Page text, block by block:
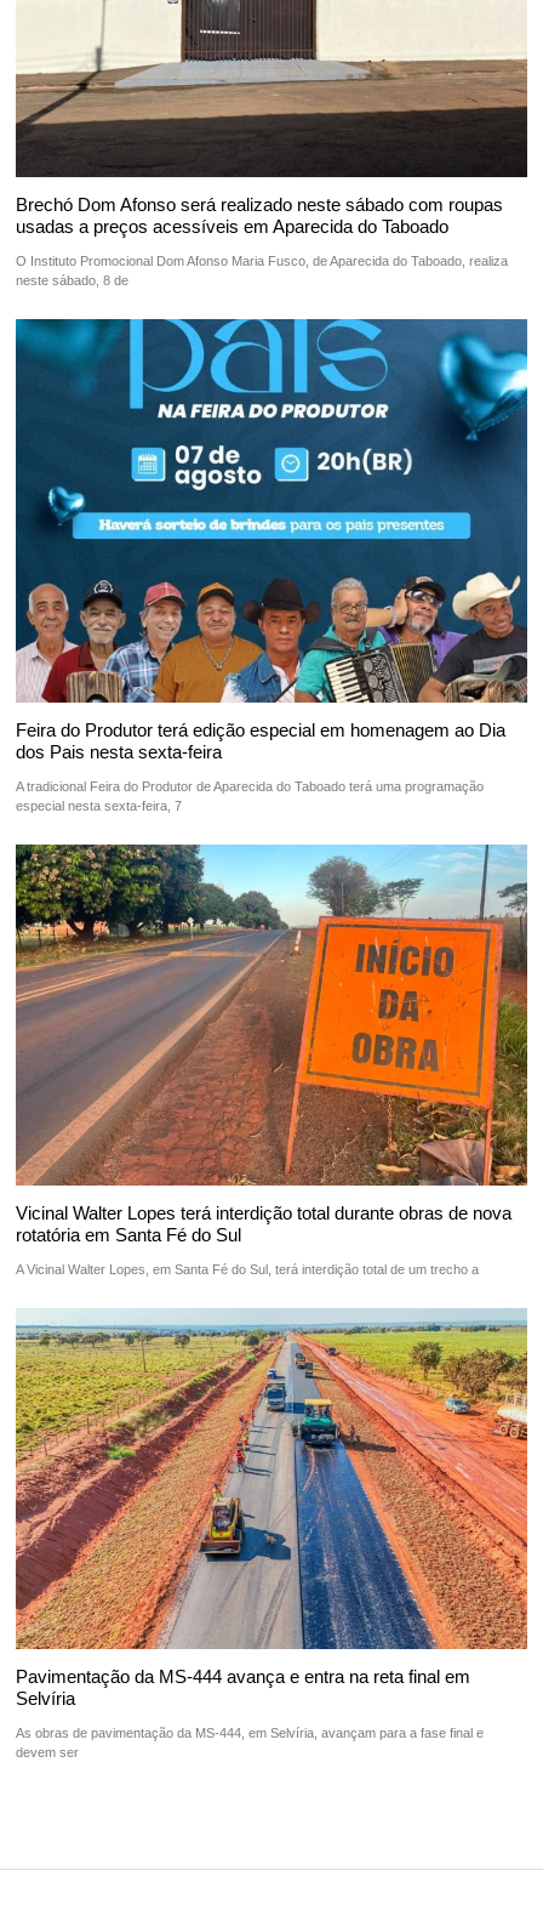
Brechó Dom Afonso será realizado neste sábado com roupas
usadas a preços acessíveis em Aparecida do Taboado
O Instituto Promocional Dom Afonso Maria Fusco, de Aparecida do Taboado, realiza
neste sábado, 8 de
Feira do Produtor terá edição especial em homenagem ao Dia
dos Pais nesta sexta-feira
A tradicional Feira do Produtor de Aparecida do Taboado terá uma programação
especial nesta sexta-feira, 7
Vicinal Walter Lopes terá interdição total durante obras de nova
rotatória em Santa Fé do Sul
A Vicinal Walter Lopes, em Santa Fé do Sul, terá interdição total de um trecho a
Pavimentação da MS-444 avança e entra na reta final em
Selvíria
As obras de pavimentação da MS-444, em Selvíria, avançam para a fase final e
devem ser